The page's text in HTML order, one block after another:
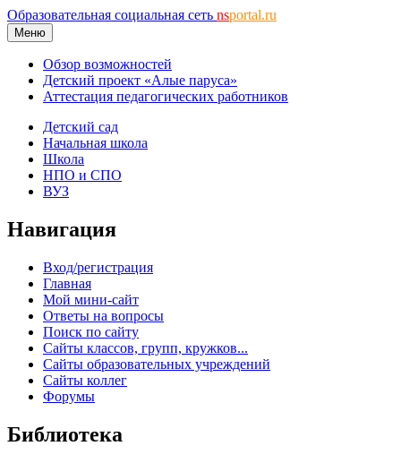
Образовательная социальная сеть nsportal.ru
Меню
Обзор возможностей
Детский проект «Алые паруса»
Аттестация педагогических работников
Детский сад
Начальная школа
Школа
НПО и СПО
ВУЗ
Навигация
Вход/регистрация
Главная
Мой мини-сайт
Ответы на вопросы
Поиск по сайту
Сайты классов, групп, кружков...
Сайты образовательных учреждений
Сайты коллег
Форумы
Библиотека